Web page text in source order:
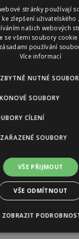
svěží vítr do
a přeje novým
období pro malé...
25. 5. – 31.
stránky používají
ke zlepšení uživatelského
našich webových
se všemi soubory
používání
Více informací
NUTNÉ
SOUBORY
CÍLENÍ
SOUBORY
VŠE PŘIJMOUT
VŠE ODMÍTNOUT
ZOBRAZIT